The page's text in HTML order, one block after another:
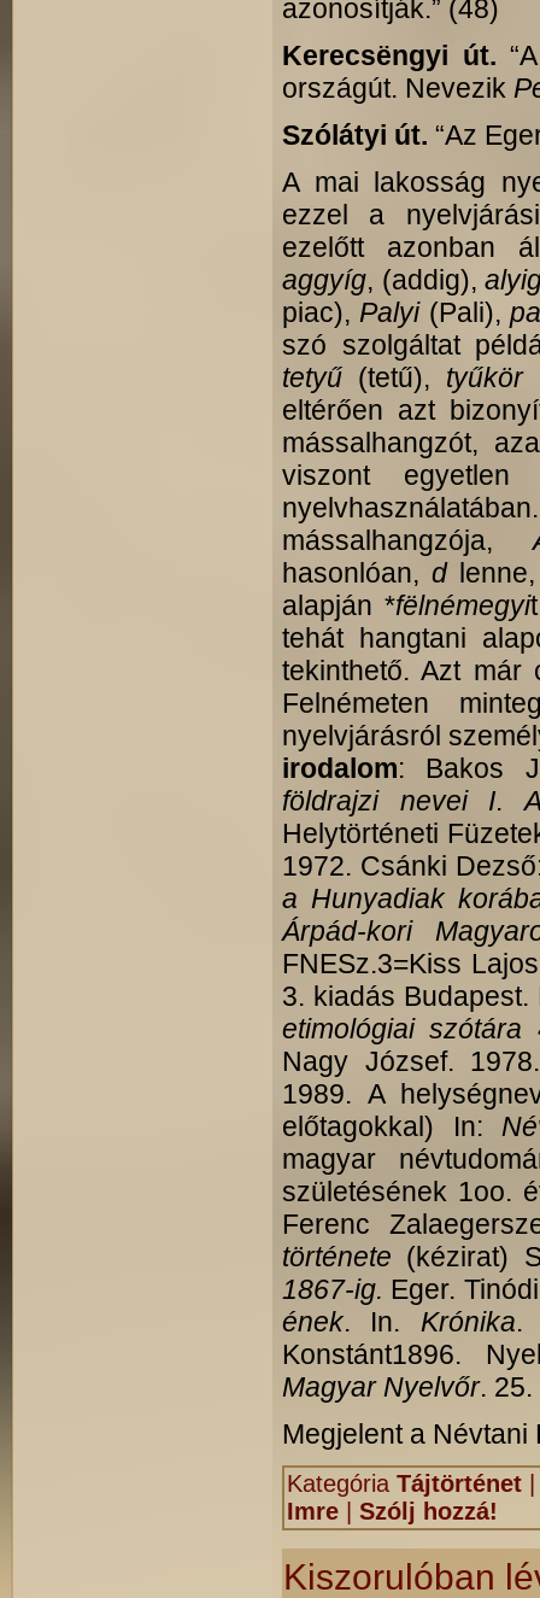
azonosítják.” (48)
Kerecsëngyi út.
országút. Nevezik
Szólátyi út. “Az
A mai lakosság
ezzel a
ezelőtt azonban
aggyíg, (addig),
piac), Palyi(Pali),
szó szolgáltat
tetyű (tetű), tyűkör
eltérően azt
mássalhangzót,
viszont
mássalhangzója,
hasonlóan, dlenne,
alapján *fëlnémegyi
tehát hangtani
tekinthető. Azt már
Felnémeten
nyelvjárásról
irodalom: Bakos
földrajzi nevei I.
Helytörténeti
1972. Csánki
a Hunyadiak
Árpád-kori
FNESz.3=Kiss
3. kiadás
etimológiai szótára
Nagy József.
1989. A
előtagokkal) In:
magyar
születésének 1oo.
Ferenc
története (kézirat)
1867-ig. Eger.
ének. In. Krónika.
Konstánt1896.
Magyar Nyelvőr. 25.
Megjelent a
Kategória Tájtörténet
Imre
Szólj hozzá!
Kiszorulóban